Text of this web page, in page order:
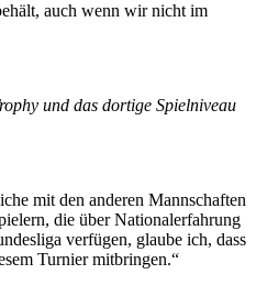
auch wenn wir nicht im
und das dortige Spielniveau
mit den anderen Mannschaften
die über Nationalerfahrung
verfügen, glaube ich, dass
Turnier mitbringen.“